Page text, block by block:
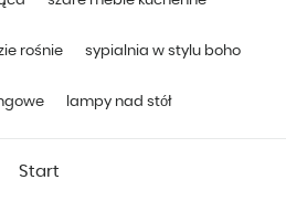
rośnie sypialnia w stylu boho
lampy nad stół
Start